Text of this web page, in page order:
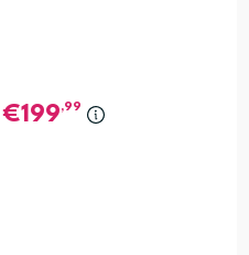
199,99